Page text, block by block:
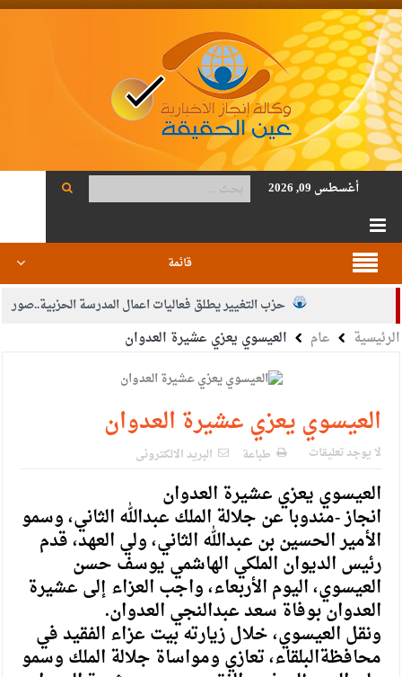
أغسطس 09, 2026
قائمة
حزب التغيير يطلق فعاليات اعمال المدرسة الحزبية..صور
الجيش يفتح باب التجنيد لحملة البكالوريوس في الحقوق والقانون
بيان اجتماع عمّان:دعم الوصاية الهاشمية التاريخية على المقدسات
الإسلامية والمسيحية
الأمن يتلف 16 مليون حبة كبتاجون و1480 كغم مواد مخدرة
القاضي يلتقي رؤساء تحرير الصحف اليومية ويؤكد حرص مجلس
النواب على شراكة فاعلة مع الإعلام
دعوة المكلفين بخدمة العلم (الدفعة الثالثة) إلى مراجعة منصة خدمة
العلم
الملك يلتقي مجموعة من رفاق السلاح
الرئيسية عام العيسوي يعزي عشيرة العدوان
العيسوي يعزي عشيرة العدوان
لا يوجد تعليقات طباعة البريد الالكترونى
العيسوي يعزي عشيرة العدوان
انجاز -مندوبا عن جلالة الملك عبدالله الثاني، وسمو
الأمير الحسين بن عبدالله الثاني، ولي العهد، قدم
رئيس الديوان الملكي الهاشمي يوسف حسن
العيسوي، اليوم الأربعاء، واجب العزاء إلى عشيرة
العدوان بوفاة سعد عبدالنجي العدوان.
ونقل العيسوي، خلال زيارته بيت عزاء الفقيد في
محافظةالبلقاء، تعازي ومواساة جلالة الملك وسمو